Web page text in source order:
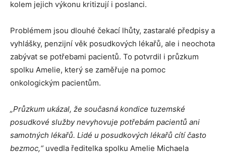
kolem jejich výkonu kritizují i poslanci.
Problémem jsou dlouhé čekací lhůty, zastaralé předpisy a
vyhlášky, penzijní věk posudkových lékařů, ale i neochota
zabývat se potřebami pacientů. To potvrdil i průzkum
spolku Amelie, který se zaměřuje na pomoc
onkologickým pacientům.
„Průzkum ukázal, že současná kondice tuzemské
posudkové služby nevyhovuje potřebám pacientů ani
samotných lékařů. Lidé u posudkových lékařů cítí často
bezmoc,“ uvedla ředitelka spolku Amelie Michaela